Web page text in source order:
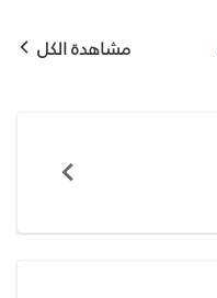
مشاهدة الكل